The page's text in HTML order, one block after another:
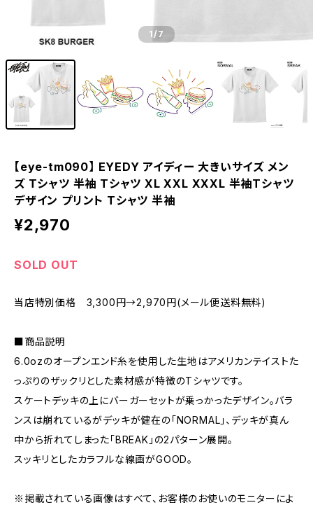
1/7
【eye-tm090】 EYEDY アイディー 大きいサイズ メン
ズ Tシャツ 半袖 Tシャツ XL XXL XXXL 半袖Tシャツ
デザイン プリント Tシャツ 半袖
¥2,970
SOLD OUT
当店特別価格 3,300円→2,970円(メール便送料無料)
■商品説明
6.0ozのオープンエンド糸を使用した生地はアメリカンテイストた
っぷりのザックリとした素材感が特徴のTシャツです。
スケートデッキの上にバーガーセットが乗っかったデザイン。バラ
ンスは崩れているがデッキが健在の「NORMAL」、デッキが真ん
中から折れてしまった「BREAK」の2パターン展開。
スッキリとしたカラフルな線画がGOOD。
※掲載されている画像はすべて、お客様のお使いのモニターによ